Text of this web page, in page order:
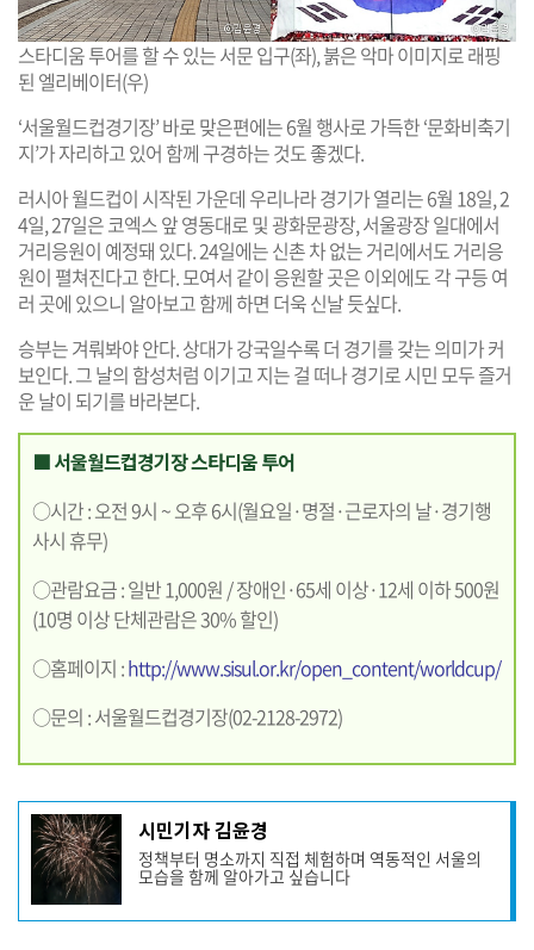
스타디움 투어를 할 수 있는 서문 입구(좌), 붉은 악마 이미지로 래핑
된 엘리베이터(우)
‘서울월드컵경기장’ 바로 맞은편에는 6월 행사로 가득한 ‘문화비축기
지’가 자리하고 있어 함께 구경하는 것도 좋겠다.
러시아 월드컵이 시작된 가운데 우리나라 경기가 열리는 6월 18일, 2
4일, 27일은 코엑스 앞 영동대로 및 광화문광장, 서울광장 일대에서
거리응원이 예정돼 있다. 24일에는 신촌 차 없는 거리에서도 거리응
원이 펼쳐진다고 한다. 모여서 같이 응원할 곳은 이외에도 각 구등 여
러 곳에 있으니 알아보고 함께 하면 더욱 신날 듯싶다.
승부는 겨뤄봐야 안다. 상대가 강국일수록 더 경기를 갖는 의미가 커
보인다. 그 날의 함성처럼 이기고 지는 걸 떠나 경기로 시민 모두 즐거
운 날이 되기를 바라본다.
■ 서울월드컵경기장 스타디움 투어
○시간 : 오전 9시 ~ 오후 6시(월요일·명절·근로자의 날·경기행
사시 휴무)
○관람요금 : 일반 1,000원 / 장애인·65세 이상·12세 이하 500원
(10명 이상 단체관람은 30% 할인)
○홈페이지 :http://www.sisul.or.kr/open_content/worldcup/
○문의 : 서울월드컵경기장(02-2128-2972)
기
사
작
성
자
프
시민기자 김윤경
정책부터 명소까지 직접 체험하며 역동적인 서울의
모습을 함께 알아가고 싶습니다